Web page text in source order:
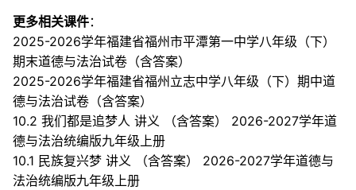
更多相关课件：
2025-2026学年福建省福州市平潭第一中学八年级（下）
期末道德与法治试卷（含答案）
2025-2026学年福建省福州立志中学八年级（下）期中道
德与法治试卷（含答案）
10.2 我们都是追梦人 讲义 （含答案） 2026-2027学年道
德与法治统编版九年级上册
10.1 民族复兴梦 讲义 （含答案） 2026-2027学年道德与
法治统编版九年级上册